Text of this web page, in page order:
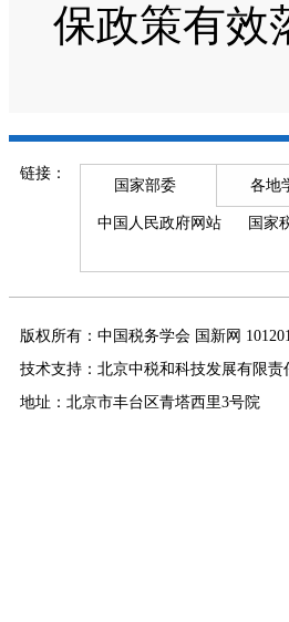
保政策有效
链接：
国家部委 各地
中国人民政府网站 国家
版权所有：中国税务学会 国新网
技术支持：北京中税和科技发展有限责
地址：北京市丰台区青塔西里3号院